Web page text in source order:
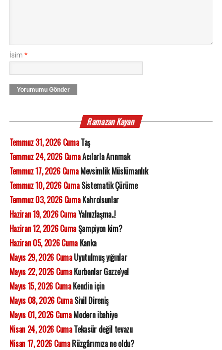
İsim *
Yorumumu Gönder
Ramazan Kayan
Temmuz 31, 2026 CumaTaş
Temmuz 24, 2026 CumaAcılarla Arınmak
Temmuz 17, 2026 CumaMevsimlik Müslümanlık
Temmuz 10, 2026 CumaSistematik Çürüme
Temmuz 03, 2026 CumaKahrolsunlar
Haziran 19, 2026 CumaYalnızlaşma..!
Haziran 12, 2026 CumaŞampiyon kim?
Haziran 05, 2026 CumaKanka
Mayıs 29, 2026 CumaUyutulmuş yığınlar
Mayıs 22, 2026 CumaKurbanlar Gazze'ye!
Mayıs 15, 2026 CumaKendin için
Mayıs 08, 2026 CumaSivil Direniş
Mayıs 01, 2026 CumaModern ibahiye
Nisan 24, 2026 CumaTekasür değil tevazu
Nisan 17, 2026 CumaRüzgârımıza ne oldu?